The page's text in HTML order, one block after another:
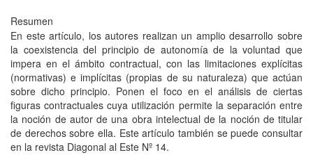
Resumen
En este artículo, los autores realizan un amplio desarrollo sobre
la coexistencia del principio de autonomía de la voluntad que
impera en el ámbito contractual, con las limitaciones explícitas
(normativas) e implícitas (propias de su naturaleza) que actúan
sobre dicho principio. Ponen el foco en el análisis de ciertas
figuras contractuales cuya utilización permite la separación entre
la noción de autor de una obra intelectual de la noción de titular
de derechos sobre ella. Este artículo también se puede consultar
en la revista Diagonal al Este Nº 14.